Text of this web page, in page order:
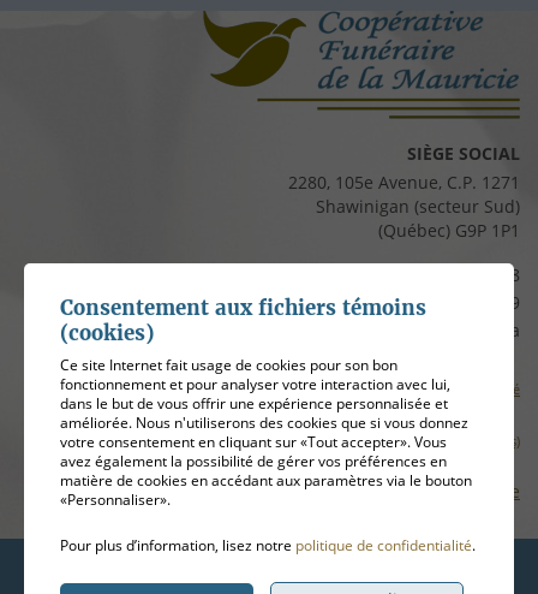
SIÈGE SOCIAL
2280, 105e Avenue, C.P. 1271
Shawinigan (secteur Sud)
(Québec) G9P 1P1
819 537-8828
Télécopieur :819 537-8829
clients@cfmauricie.ca
Conditions d’utilisation et politique de confidentialité
Gérer mes témoins (cookies)
Plan de site
Hébergement
Consentement aux fichiers témoins
(cookies)
Ce site Internet fait usage de cookies pour son bon
fonctionnement et pour analyser votre interaction avec lui,
dans le but de vous offrir une expérience personnalisée et
améliorée. Nous n'utiliserons des cookies que si vous donnez
votre consentement en cliquant sur «Tout accepter». Vous
avez également la possibilité de gérer vos préférences en
matière de cookies en accédant aux paramètres via le bouton
«Personnaliser».
Pour plus d’information, lisez notre politique de confidentialité.